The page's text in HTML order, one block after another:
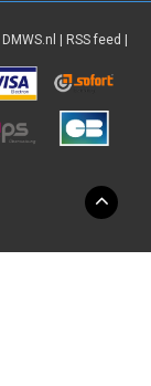
DMWS.nl RSS feed